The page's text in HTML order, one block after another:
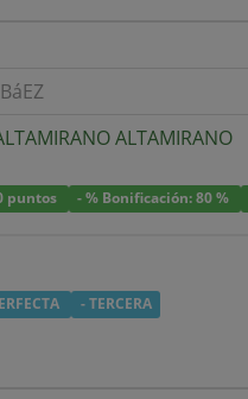
ALTAMIRANO
puntos - % Bonificación: 80 %
- TERCERA